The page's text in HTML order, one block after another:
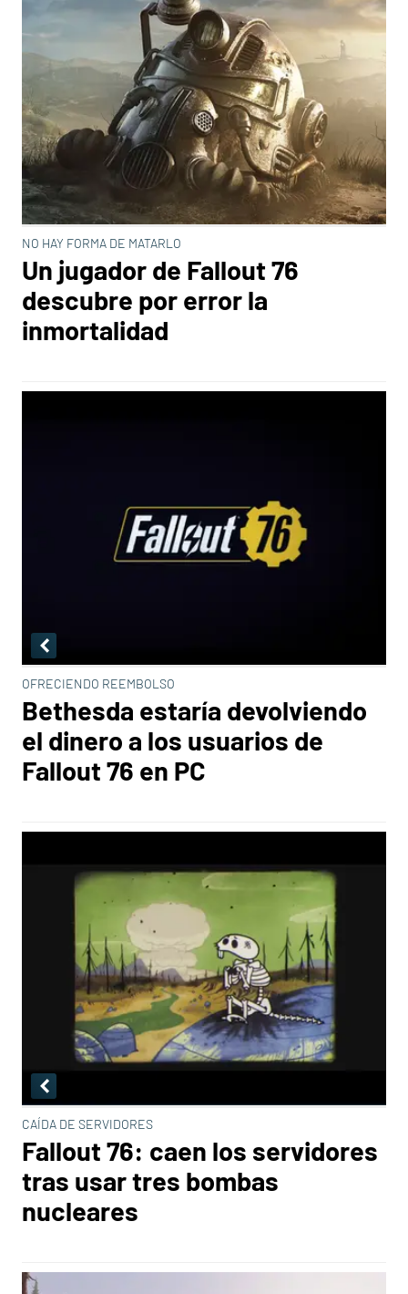
NO HAY FORMA DE MATARLO
Un jugador de Fallout 76
descubre por error la
inmortalidad
OFRECIENDO REEMBOLSO
Bethesda estaría devolviendo
el dinero a los usuarios de
Fallout 76 en PC
CAÍDA DE SERVIDORES
Fallout 76: caen los servidores
tras usar tres bombas
nucleares